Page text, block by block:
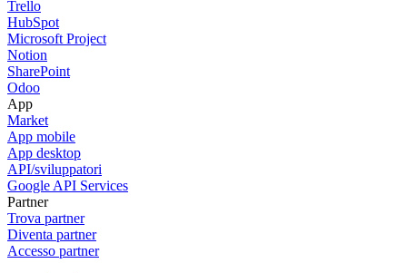
Trello
HubSpot
Microsoft Project
Notion
SharePoint
Odoo
App
Market
App mobile
App desktop
API/sviluppatori
Google API Services
Partner
Trova partner
Diventa partner
Accesso partner